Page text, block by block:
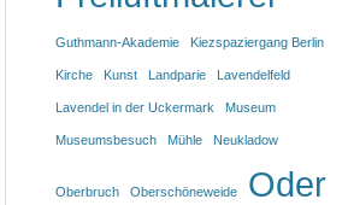
Guthmann-Akademie Kiezspaziergang Berlin
Kirche Kunst Landparie Lavendelfeld
Lavendel in der Uckermark Museum
Museumsbesuch Mühle Neukladow
Oberbruch Oberschöneweide Oder